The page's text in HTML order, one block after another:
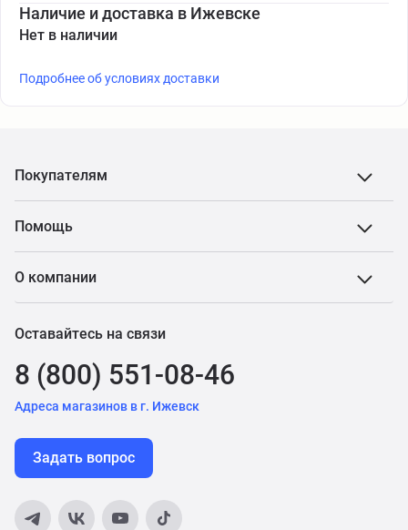
Наличие и доставка в Ижевске
Нет в наличии
Подробнее об условиях доставки
Покупателям
Помощь
О компании
Оставайтесь на связи
8 (800) 551-08-46
Адреса магазинов в г. Ижевск
Задать вопрос